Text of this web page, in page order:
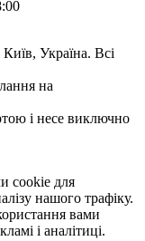
Україна. Всі
на
і несе виключно
cookie для
нашого трафіку.
вами
і аналітиці.